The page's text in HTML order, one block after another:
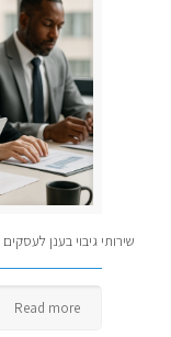
שירותי גיבוי בענן
Read more